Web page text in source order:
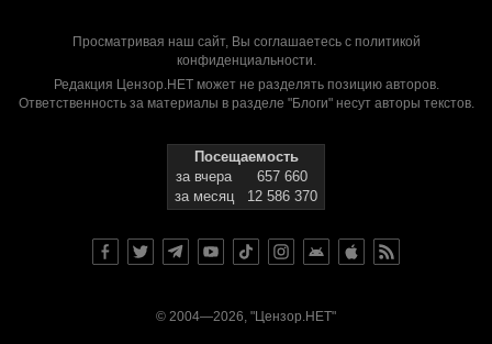
Просматривая наш сайт, Вы соглашаетесь с политикой
конфиденциальности.
Редакция Цензор.НЕТ может не разделять позицию авторов.
Ответственность за материалы в разделе "Блоги" несут авторы текстов.
Посещаемость
за вчера
657 660
за месяц
12 586 370
© 2004—2026, "Цензор.НЕТ"